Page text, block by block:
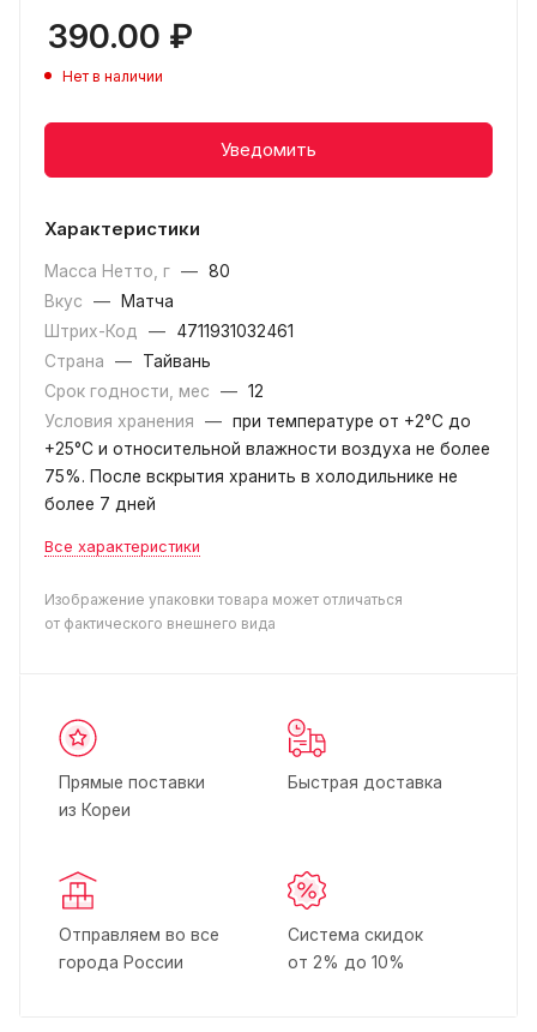
390.00 ₽
Нет в наличии
Уведомить
Характеристики
Масса Нетто, г — 80
Вкус
—
Матча
Штрих-Код
—
4711931032461
Страна
—
Тайвань
Срок годности, мес
— 12
Условия хранения
— при температуре от +2°С до
+25°С и относительной влажности воздуха не более
75%. После вскрытия хранить в холодильнике не
более 7 дней
Все характеристики
Изображение упаковки товара может отличаться
от фактического внешнего вида
Прямые поставки
из Кореи
Быстрая доставка
Отправляем во все
города России
Система скидок
от 2% до 10%